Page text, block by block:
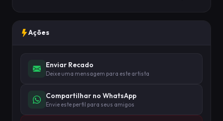
Ações
Enviar Recado
Deixe uma mensagem para este artista
Compartilhar no WhatsApp
Envie este perfil para seus amigos